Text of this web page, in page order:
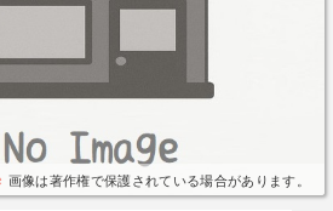
画像は著作権で保護されている場合があります。